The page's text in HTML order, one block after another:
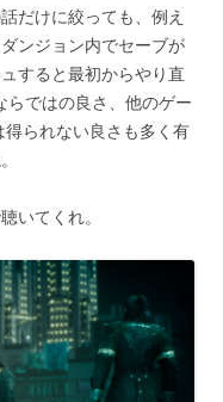
だけに絞っても、例え
ンジョン内でセーブが
すると最初からやり直
ではの良さ、他のゲー
られない良さも多く有
いてくれ。